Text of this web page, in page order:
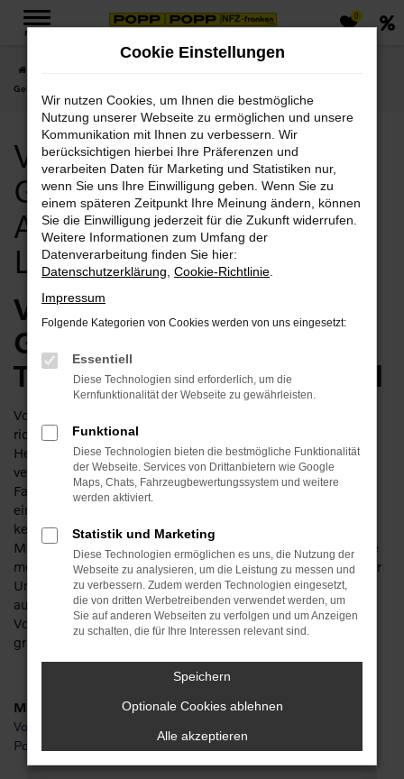
Zum
MENÜ
0
Gebrauchtwagen Angebote mit Lieferservice nach Suhl
Volvo Suhl, Volvo XC60
Gebrauchtwagen
Angebote mit
Lieferservice nach Suhl
Volvo XC60
Gebrauchtwagen vom
Traditionshändler für Suhl
Volvo XC60 Gebrauchtwagen für Suhl – das klingt gut und
richtig. Sparen Sie getrost ordentlich Geld, denn bei diesem
Hersteller machen Sie auch mit einem Gebrauchten nichts
verkehrt. Die Besonderheit liegt in der Langlebigkeit der
Fahrzeuge. Ein Volvo XC60 Gebrauchtwagen kann bereits
einige Jahre gefahren worden sein und zeigt immer noch
keinerlei Anzeichen von Ermüdung. Wir bieten Ihnen für Ihre
Mobilität in Suhl bevorzugt junge Gebrauchte und lassen Sie
meist in scheckheftgepflegte Fahrzeuge einsteigen. Da unser
Unternehmen mit seiner Tradition von mehr als 110 Jahren
auch über mehrere Werkstätten verfügt, checken wir jeden
Volvo XC60 Gebrauchtwagen vor dem Verkauf nach Suhl
gründlich durch und sorgen für einen erstklassigen Zustand.
Marken
Volvo
Polestar
Cookie Einstellungen
Wir nutzen Cookies, um Ihnen die bestmögliche
Nutzung unserer Webseite zu ermöglichen und unsere
Kommunikation mit Ihnen zu verbessern. Wir
berücksichtigen hierbei Ihre Präferenzen und
verarbeiten Daten für Marketing und Statistiken nur,
wenn Sie uns Ihre Einwilligung geben. Wenn Sie zu
einem späteren Zeitpunkt Ihre Meinung ändern, können
Sie die Einwilligung jederzeit für die Zukunft widerrufen.
Weitere Informationen zum Umfang der
Datenverarbeitung finden Sie hier:
Datenschutzerklärung Cookie-Richtlinie
Impressum
Folgende Kategorien von Cookies werden von uns eingesetzt:
Essentiell
Diese Technologien sind erforderlich, um die
Kernfunktionalität der Webseite zu gewährleisten.
Funktional
Diese Technologien bieten die bestmögliche Funktionalität
der Webseite. Services von Drittanbietern wie Google
Maps, Chats, Fahrzeugbewertungssystem und weitere
werden aktiviert.
Statistik und Marketing
Diese Technologien ermöglichen es uns, die Nutzung der
Webseite zu analysieren, um die Leistung zu messen und
zu verbessern. Zudem werden Technologien eingesetzt,
die von dritten Werbetreibenden verwendet werden, um
Sie auf anderen Webseiten zu verfolgen und um Anzeigen
zu schalten, die für Ihre Interessen relevant sind.
Speichern
Optionale Cookies ablehnen
Alle akzeptieren